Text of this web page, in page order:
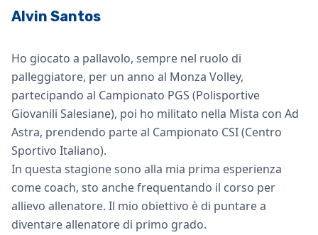
Alvin Santos
Ho giocato a pallavolo, sempre nel ruolo di
palleggiatore, per un anno al Monza Volley,
partecipando al Campionato PGS (Polisportive
Giovanili Salesiane), poi ho militato nella Mista con Ad
Astra, prendendo parte al Campionato CSI (Centro
Sportivo Italiano).
In questa stagione sono alla mia prima esperienza
come coach, sto anche frequentando il corso per
allievo allenatore. Il mio obiettivo è di puntare a
diventare allenatore di primo grado.